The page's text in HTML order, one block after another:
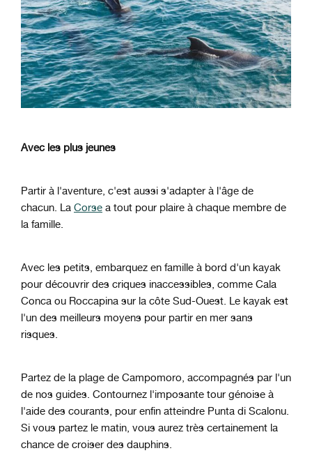
Avec les plus jeunes
Partir à l'aventure, c'est aussi s'adapter à l'âge de
chacun. La Corse a tout pour plaire à chaque membre de
la famille.
Avec les petits, embarquez en famille à bord d'un kayak
pour découvrir des criques inaccessibles, comme Cala
Conca ou Roccapina sur la côte Sud-Ouest. Le kayak est
l'un des meilleurs moyens pour partir en mer sans
risques.
Partez de la plage de Campomoro, accompagnés par l'un
de nos guides. Contournez l'imposante tour génoise à
l'aide des courants, pour enfin atteindre Punta di Scalonu.
Si vous partez le matin, vous aurez très certainement la
chance de croiser des dauphins.